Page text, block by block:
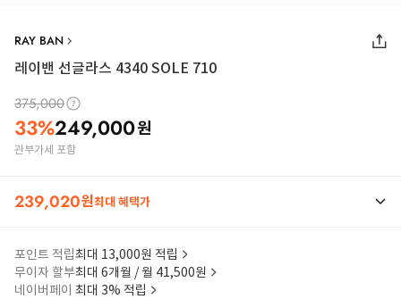
RAY BAN
레이밴 선글라스 4340 SOLE 710
375,000
33%249,000원
관부가세 포함
239,020원최대 혜택가
포인트 적립최대 13,000원 적립
무이자 할부최대 6개월 / 월 41,500원
네이버페이 최대 3% 적립